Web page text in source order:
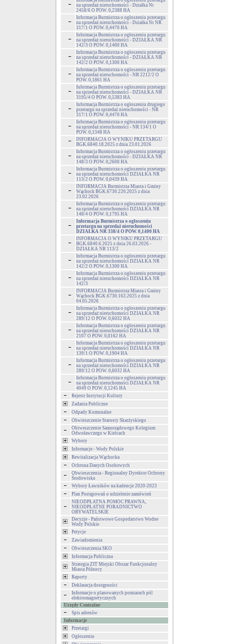
na sprzedaż nieruchomości - Działka Nr
2458/6 O POW. 0,2388 HA
Informacja Burmistrza o ogłoszeniu przetargu
na sprzedaż nieruchomości - Działka Nr NR
317/1 O POW. 0,4470 HA
Informacja Burmistrza o ogłoszeniu przetargu
na sprzedaż nieruchomości - DZIAŁKA NR
142/3 O POW. 0,1400 HA
Informacja Burmistrza o ogłoszeniu przetargu
na sprzedaż nieruchomości - DZIAŁKA NR
142/2 O POW. 0,1300 HA
Informacja Burmistrza o ogłoszeniu przetargu
na sprzedaż nieruchomości - NR 2212/2 O
POW. 0,1861 HA
Informacja Burmistrza o ogłoszeniu przetargu
na sprzedaż nieruchomości - DZIAŁKA NR
3195/4 O POW. 0,5383 HA
Informacja Burmistrza o ogłoszeniu drugiego
przetargu na sprzedaż nieruchomości - NR
317/1 O POW. 0,4470 HA
Informacja Burmistrza o ogłoszeniu przetargu
na sprzedaż nieruchomości - NR 134/1 O
POW. 0,1348 HA
INFORMACJA O WYNIKU PRZETARGU
BGK.6840.18.2025 z dnia 23.01.2026
Informacja Burmistrza o ogłoszeniu przetargu
na sprzedaż nieruchomości - DZIAŁKA NR
148/3 O POW. 0,2600 HA
Informacja Burmistrza o ogłoszeniu przetargu
na sprzedaż nieruchomości DZIAŁKA NR
113/2 O POW. 0,0439 HA
INFORMACJA Burmistrza Miasta i Gminy
Wąchock BGK.6730.220.2025 z dnia
23.02.2026
Informacja Burmistrza o ogłoszeniu przetargu
na sprzedaż nieruchomości DZIAŁKA NR
148/4 O POW. 0,1795 HA
Informacja Burmistrza o ogłoszeniu
przetargu na sprzedaż nieruchomości
DZIAŁKA NR 338/4 O POW. 0,1400 HA
INFORMACJA O WYNIKU PRZETARGU
BGK.6840.6.2025 z dnia 26.03.2026 -
DZIAŁKA NR 113/2
Informacja Burmistrza o ogłoszeniu przetargu
na sprzedaż nieruchomości DZIAŁKA NR
142/2 O POW. 0,1300 HA
Informacja Burmistrza o ogłoszeniu przetargu
na sprzedaż nieruchomości DZIAŁKA NR
142/3
INFORMACJA Burmistrza Miasta i Gminy
Wąchock BGK.6730.163.2025 z dnia
04.05.2026
Informacja Burmistrza o ogłoszeniu przetargu
na sprzedaż nieruchomości DZIAŁKA NR
289/12 O POW. 0,6032 HA
Informacja Burmistrza o ogłoszeniu przetargu
na sprzedaż nieruchomości DZIAŁKA NR
2107 O POW. 0,0162 HA
Informacja Burmistrza o ogłoszeniu przetargu
na sprzedaż nieruchomości DZIAŁKA NR
139/1 O POW. 0,1904 HA
Informacja Burmistrza o ogłoszeniu przetargu
na sprzedaż nieruchomości DZIAŁKA NR
289/12 O POW. 0,6032 HA
Informacja Burmistrza o ogłoszeniu przetargu
na sprzedaż nieruchomości DZIAŁKA NR
4049 O POW. 0,1245 HA
Rejestr Instytucji Kultury
Zadania Publiczne
Odpady Komunalne
Obwieszczenie Starosty Skarżyskiego
Obiweszczenie Samorządowego Kolegium
Odwoławczego w Kielcach
Wybory
Informacje - Wody Polskie
Rewitalizacja Wąchocka
Ochrona Danych Osobowych
Obwieszczenia - Regionalny Dyrektor Ochrony
Środowiska
Wybory Ławników na kadencje 2020-2023
Plan Postępowań o udzielenie zamówień
NIEODPŁATNA POMOC PRAWNA,
NIEODPŁATNE PORADNICTWO
OBYWATELSKIE
Decyzje - Państwowe Gospodarstwo Wodne
Wody Polskie
Petycje
Zawiadomienia
Obwieszczenia SKO
Informacja Publiczna
Strategia ZIT Miejski Obszar Funkcjonalny
Miasta Północy
Raporty
Deklaracja dostępności
Informacje o planowanych pomiarach pól
elektromagnetycznych
Urzędy Centralne
Spis adresów
Informacje
Przetargi
Ogłoszenia